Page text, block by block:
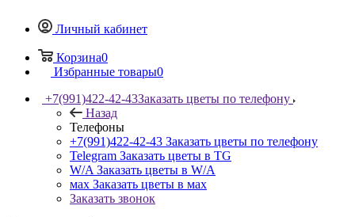
Личный кабинет
Корзина0
Избранные товары0
+7(991)422-42-43Заказать цветы по телефону
Назад
Телефоны
+7(991)422-42-43 Заказать цветы по телефону
Telegram Заказать цветы в TG
W/A Заказать цветы в W/A
мах Заказать цветы в мах
Заказать звонок